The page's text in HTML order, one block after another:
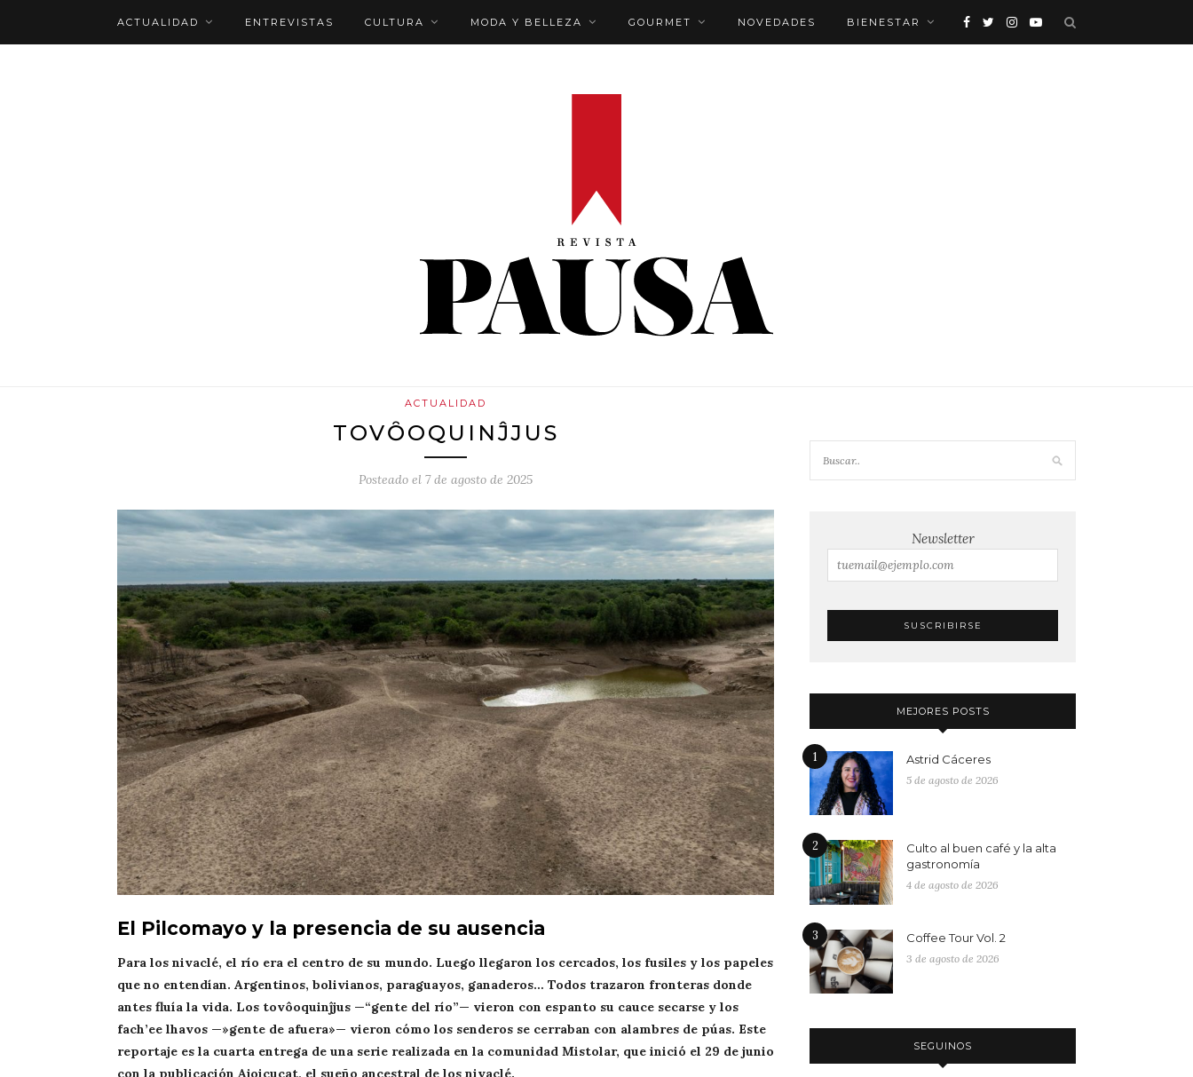
ACTUALIDAD ENTREVISTAS CULTURA MODA Y BELLEZA GOURMET NOVEDADES BIENESTAR
ACTUALIDAD
TOVȎOQUINĴJUS
Posteado el 7 de agosto de 2025
El Pilcomayo y la presencia de su ausencia
Para los nivaclé, el río era el centro de su mundo. Luego llegaron los cercados, los fusiles y los papeles
que no entendían. Argentinos, bolivianos, paraguayos, ganaderos… Todos trazaron fronteras donde
antes fluía la vida. Los tovôoquinĵjus —“gente del río”— vieron con espanto su cauce secarse y los
fach’ee lhavos —»gente de afuera»— vieron cómo los senderos se cerraban con alambres de púas. Este
reportaje es la cuarta entrega de una serie realizada en la comunidad Mistolar, que inició el 29 de junio
con la publicación Ajoicucat, el sueño ancestral de los nivaclé.
Newsletter
MEJORES POSTS
1 Astrid Cáceres
5 de agosto de 2026
2
Culto al buen café y la alta
gastronomía
4 de agosto de 2026
3 Coffee Tour Vol. 2
3 de agosto de 2026
SEGUINOS